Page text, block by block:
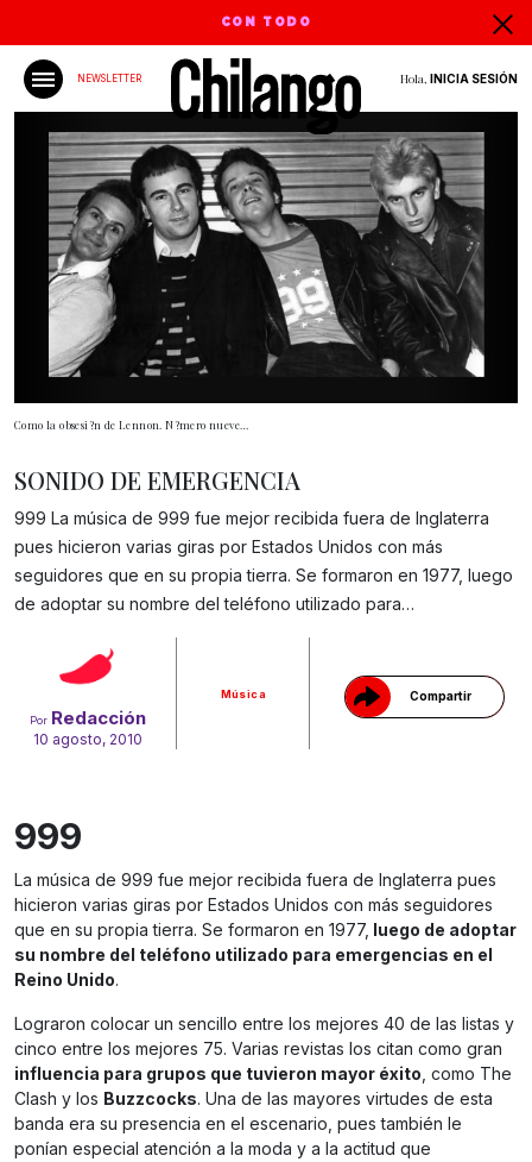
CON TODO
NEWSLETTER Hola, INICIA SESIÓN
Como la obsesi?n de Lennon. N?mero nueve…
Por Redacción
10 agosto, 2010
Música Compartir
Gracias!
SONIDO DE EMERGENCIA
999 La música de 999 fue mejor recibida fuera de Inglaterra
pues hicieron varias giras por Estados Unidos con más
seguidores que en su propia tierra. Se formaron en 1977, luego
de adoptar su nombre del teléfono utilizado para…
999
La música de 999 fue mejor recibida fuera de Inglaterra pues
hicieron varias giras por Estados Unidos con más seguidores
que en su propia tierra. Se formaron en 1977, luego de adoptar
su nombre del teléfono utilizado para emergencias en el
Reino Unido.
Lograron colocar un sencillo entre los mejores 40 de las listas y
cinco entre los mejores 75. Varias revistas los citan como gran
influencia para grupos que tuvieron mayor éxito, como The
Clash y los Buzzcocks. Una de las mayores virtudes de esta
banda era su presencia en el escenario, pues también le
ponían especial atención a la moda y a la actitud que